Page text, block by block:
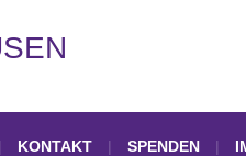
KONTAKT SPENDEN